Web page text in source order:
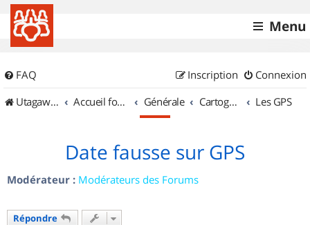
Menu
FAQ Connexion
Inscription
UtagawaVTT (Randos VTT et VTTAE avec traces GPS)
Accueil forum Générale Cartographie et GPS Les GPS
Date fausse sur GPS
Modérateur : Modérateurs des Forums
Répondre